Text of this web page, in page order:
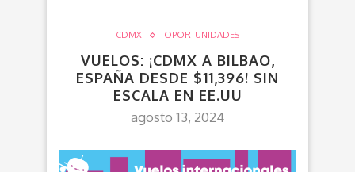
CDMX OPORTUNIDADES
VUELOS: ¡CDMX A BILBAO,
ESPAÑA DESDE $11,396! SIN
ESCALA EN EE.UU
agosto 13, 2024